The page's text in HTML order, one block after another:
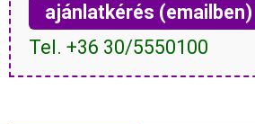
ajánlatkérés (emailben)
Tel. +36 30/5550100